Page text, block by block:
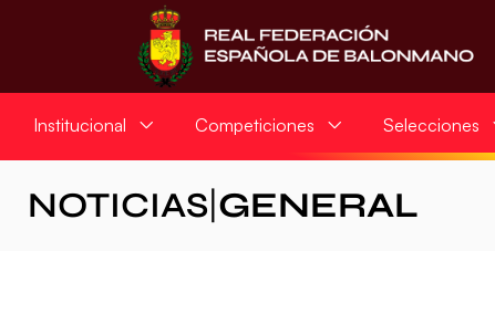
Institucional Competiciones Selecciones
NOTICIAS GENERAL